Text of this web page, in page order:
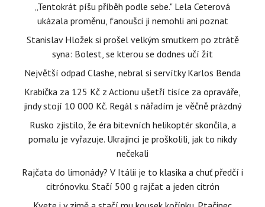
„Tentokrát píšu příběh podle sebe." Lela Ceterová
ukázala proměnu, fanoušci ji nemohli ani poznat
Stanislav Hložek si prošel velkým smutkem po ztrátě
syna: Bolest, se kterou se dodnes učí žít
Největší odpad Clashe, nebral si servítky Karlos Benda
Krabička za 125 Kč z Actionu ušetří tisíce za opraváře,
jindy stojí 10 000 Kč. Regál s nářadím je věčně prázdný
Rusko zjistilo, že éra bitevních helikoptér skončila, a
pomalu je vyřazuje. Ukrajinci je proškolili, jak to nikdy
nečekali
Rajčata do limonády? V Itálii je to klasika a chuť předčí i
citrónovku. Stačí 500 g rajčat a jeden citrón